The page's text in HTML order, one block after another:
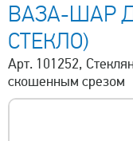
ВАЗА-ШАР
СТЕКЛО)
Арт. 101252,
скошенным срезом